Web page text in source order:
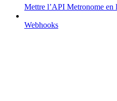
Mettre l’API Metronome en
Webhooks